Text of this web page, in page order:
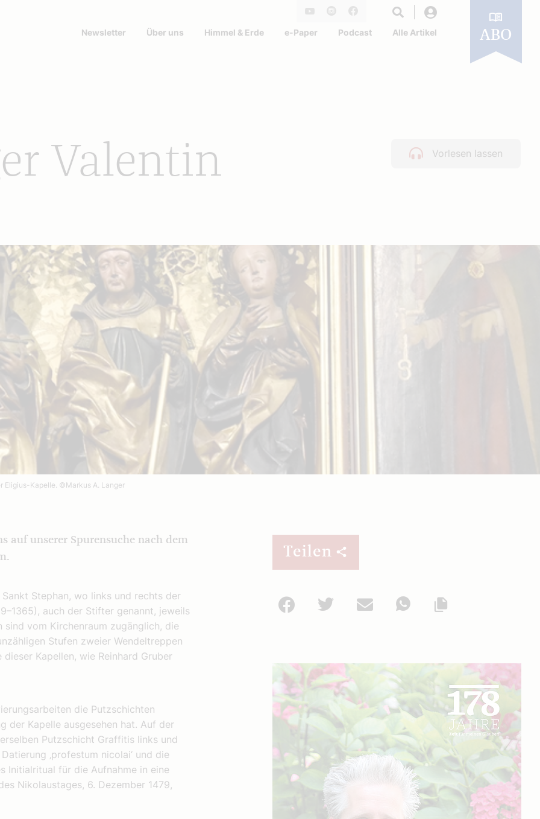
Facebook
Newsletter Über uns Himmel & Erde e-Paper Podcast Alle Artikel ABO
Vorlesen lassen
Valentin
Eligius-Kapelle. ©Markus A. Langer
auf unserer Spurensuche nach dem
Stephan, wo links und rechts der
auch der Stifter genannt, jeweils
vom Kirchenraum zugänglich, die
Stufen zweier Wendeltreppen
Kapellen, wie Reinhard Gruber
die Putzschichten
der Kapelle ausgesehen hat. Auf der
Putzschicht Graffitis links und
‚profestum nicolai‘ und die
Initialritual für die Aufnahme in eine
Nikolaustages, 6. Dezember 1479,
Teilen
Facebook
Twitter Mail
WhatsApp